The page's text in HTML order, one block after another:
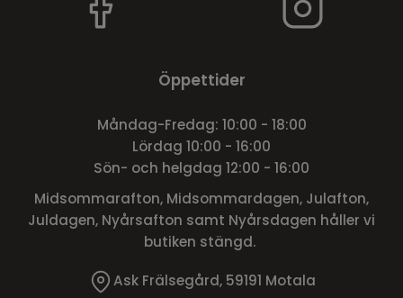
Öppettider
Måndag-Fredag: 10:00 - 18:00
Lördag 10:00 - 16:00
Sön- och helgdag 12:00 - 16:00
Midsommarafton, Midsommardagen, Julafton,
Juldagen, Nyårsafton samt Nyårsdagen håller vi
butiken stängd.
Ask Frälsegård, 59191 Motala